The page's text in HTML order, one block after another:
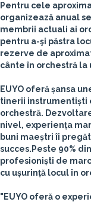
Pentru cele
organizează anual
membrii actuali ai
pentru a-şi păstra
rezerve de
cânte în orchestră
EUYO oferă șansa
tinerii instrumentiști
orchestră.
nivel, experiența
buni maeștri îi
succes.Peste 90%
profesioniști de
cu ușurință locul în
"EUYO oferă o